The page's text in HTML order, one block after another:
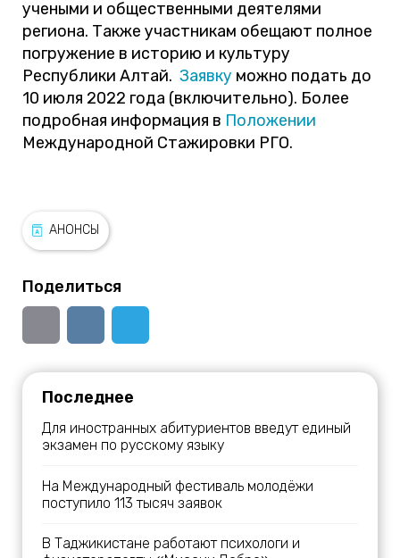
учеными и общественными деятелями
региона. Также участникам обещают полное
погружение в историю и культуру
Республики Алтай. Заявку можно подать до
10 июля 2022 года (включительно). Более
подробная информация в Положении
Международной Стажировки РГО.
АНОНСЫ
Поделиться
Последнее
Для иностранных абитуриентов введут единый
экзамен по русскому языку
На Международный фестиваль молодёжи
поступило 113 тысяч заявок
В Таджикистане работают психологи и